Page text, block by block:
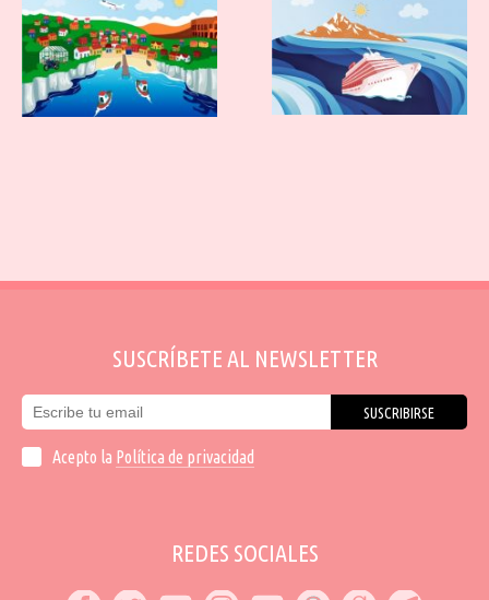
SUSCRÍBETE AL NEWSLETTER
SUSCRIBIRSE
Acepto la Política de privacidad
REDES SOCIALES